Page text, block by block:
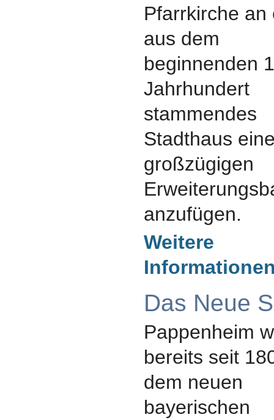
Pfarrkirche an
aus dem
beginnenden
Jahrhundert
stammendes
Stadthaus
großzügigen
anzufügen.
Weitere
Das Neue
Pappenheim
bereits seit
dem neuen
bayerischen